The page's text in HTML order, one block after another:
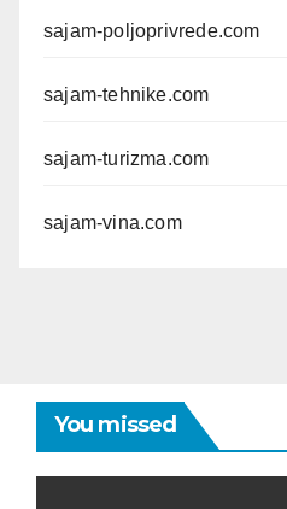
sajam-poljoprivrede.com
sajam-tehnike.com
sajam-turizma.com
sajam-vina.com
You missed